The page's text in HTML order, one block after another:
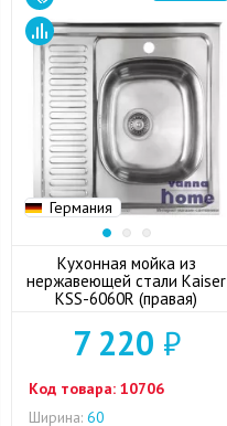
Германия
Кухонная мойка из
нержавеющей стали Kaiser
KSS-6060R (правая)
7 220 ₽
Код товара: 10706
Ширина: 60